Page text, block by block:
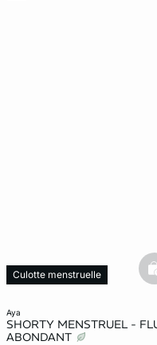
aya
SHORTY MENSTRUEL -
ABONDANT
Culotte menstruelle